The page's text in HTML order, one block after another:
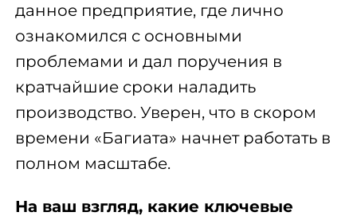
данное предприятие, где лично
ознакомился с основными
проблемами и дал поручения в
кратчайшие сроки наладить
производство. Уверен, что в скором
времени «Багиата» начнет работать в
полном масштабе.
На ваш взгляд, какие ключевые